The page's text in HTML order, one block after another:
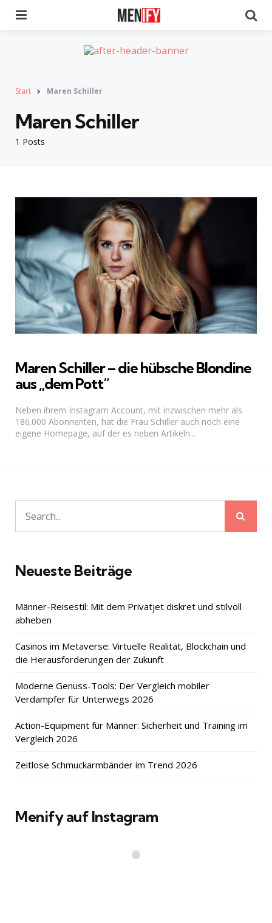
Start Maren Schiller
1 Posts
Maren Schiller
Maren Schiller – die hübsche Blondine
aus „dem Pott“
Neben ihrem Instagram Account, mit inzwischen mehr als
186.000 Abonnenten, hat die Frau Schiller auch noch eine
eigene Homepage, auf der es neben Artikeln...
Search
for:
Neueste Beiträge
Männer-Reisestil: Mit dem Privatjet diskret und stilvoll
abheben
Casinos im Metaverse: Virtuelle Realität, Blockchain und
die Herausforderungen der Zukunft
Moderne Genuss-Tools: Der Vergleich mobiler
Verdampfer für Unterwegs 2026
Action-Equipment für Männer: Sicherheit und Training im
Vergleich 2026
Zeitlose Schmuckarmbänder im Trend 2026
Menify auf Instagram